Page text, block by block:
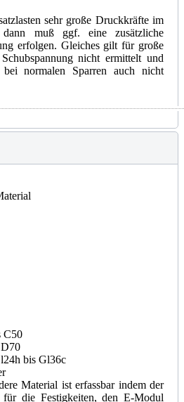
sehr große Druckkräfte im
dann muß ggf. eine zusätzliche
erfolgen. Gleiches gilt für große
nicht ermittelt und
normalen Sparren auch nicht
C50
bis Gl36c
Material ist erfassbar indem der
die Festigkeiten, den E-Modul